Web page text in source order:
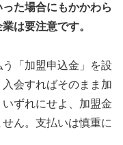
た場合にもかかわら
は要注意です。
「加盟申込金」を設
会すればそのまま加
ずれにせよ、加盟金
ん。支払いは慎重に